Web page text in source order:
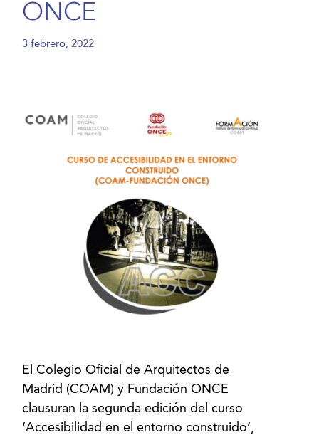
ONCE
3 febrero, 2022
El Colegio Oficial de Arquitectos de
Madrid (COAM) y Fundación ONCE
clausuran la segunda edición del curso
‘Accesibilidad en el entorno construido’,